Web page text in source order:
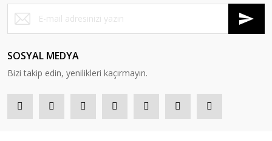
SOSYAL MEDYA
Bizi takip edin, yenilikleri kaçırmayın.